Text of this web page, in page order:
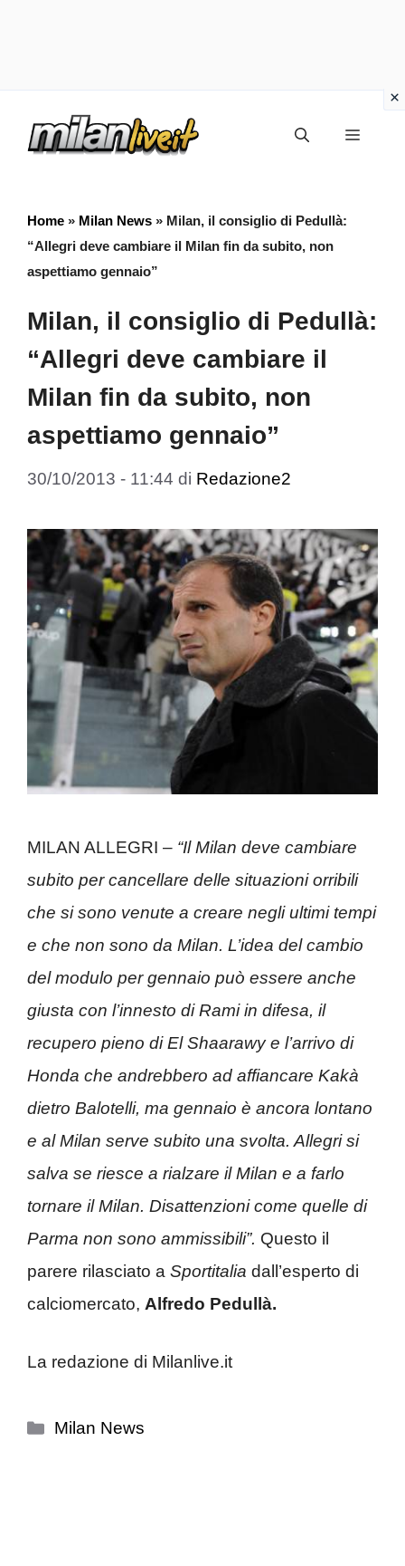
Menu
Home » Milan News » Milan, il consiglio di Pedullà:
“Allegri deve cambiare il Milan fin da subito, non
aspettiamo gennaio”
Milan, il consiglio di Pedullà:
“Allegri deve cambiare il
Milan fin da subito, non
aspettiamo gennaio”
30/10/2013 - 11:44 di Redazione2
MILAN ALLEGRI – “Il Milan deve cambiare
subito per cancellare delle situazioni orribili
che si sono venute a creare negli ultimi tempi
e che non sono da Milan. L’idea del cambio
del modulo per gennaio può essere anche
giusta con l’innesto di Rami in difesa, il
recupero pieno di El Shaarawy e l’arrivo di
Honda che andrebbero ad affiancare Kakà
dietro Balotelli, ma gennaio è ancora lontano
e al Milan serve subito una svolta. Allegri si
salva se riesce a rialzare il Milan e a farlo
tornare il Milan. Disattenzioni come quelle di
Parma non sono ammissibili”. Questo il
parere rilasciato a Sportitalia dall’esperto di
calciomercato, Alfredo Pedullà.
La redazione di Milanlive.it
Categorie
Milan News